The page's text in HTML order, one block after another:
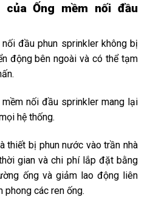
Ống mềm nối đầu
đầu phun sprinkler không bị
động bên ngoài và có thể tạm
nối đầu sprinkler mang lại
hệ thống.
thiết bị phun nước vào trần nhà
gian và chi phí lắp đặt bằng
ống và giảm lao động liên
phong các ren ống.